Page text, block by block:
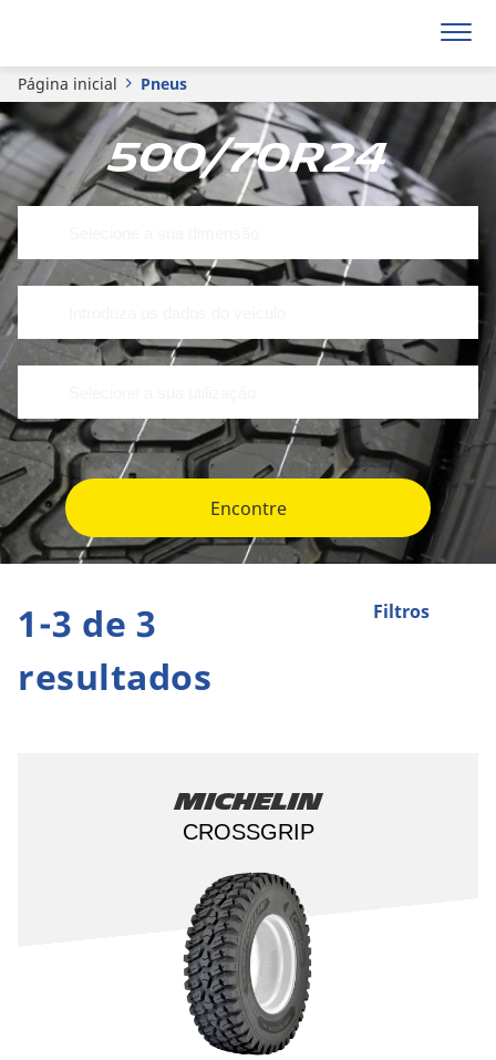
Página inicial Pneus
500/70R24
Encontre
Filtros
1-3 de 3
resultados
Michelin
CROSSGRIP​